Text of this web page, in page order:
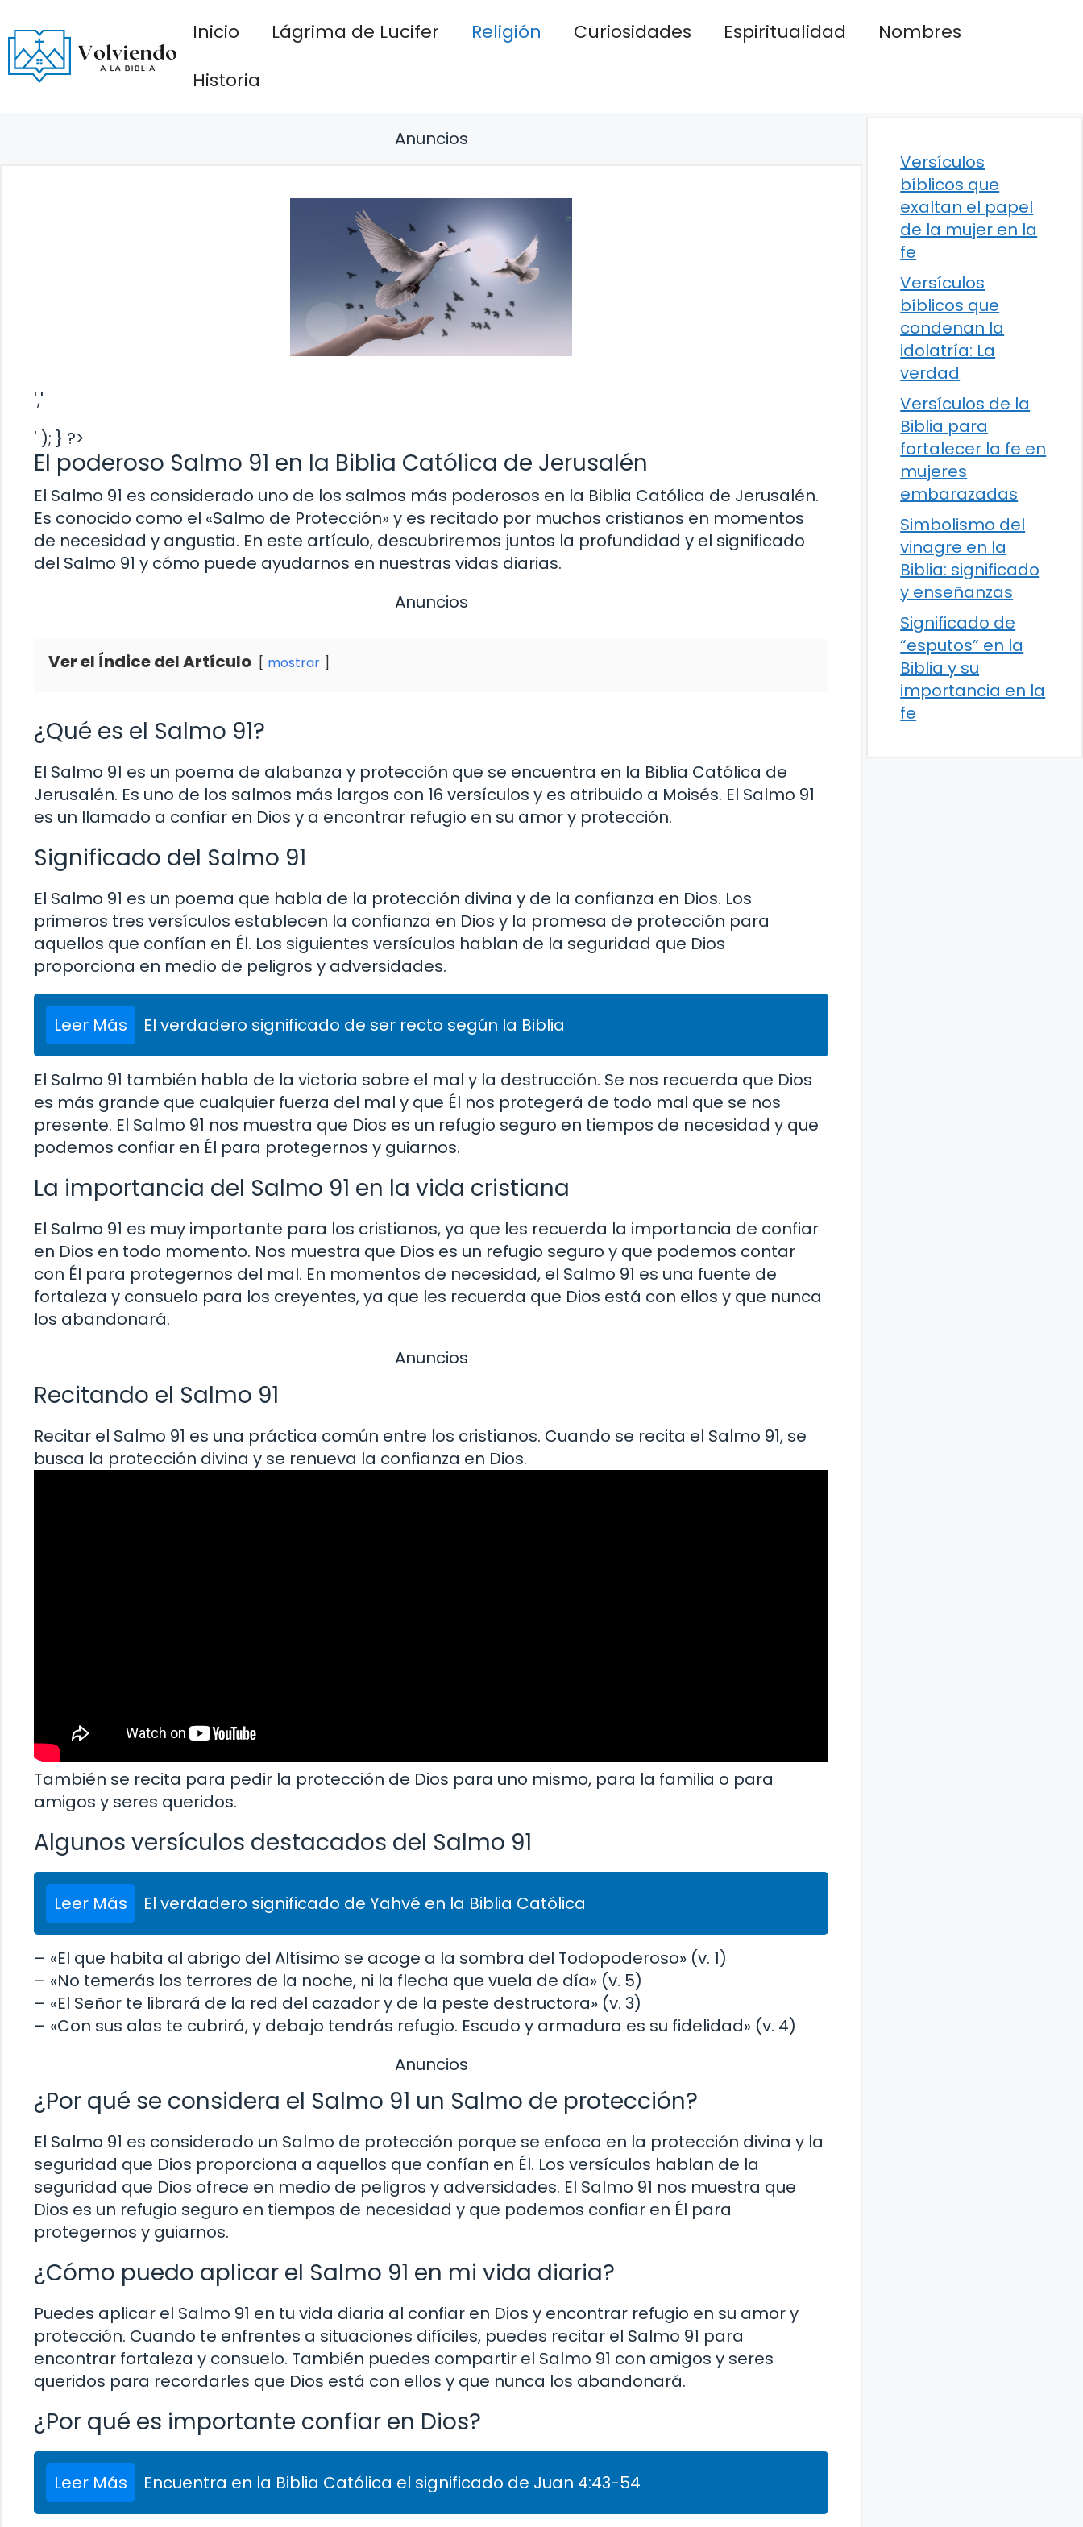
al
contenido
Inicio Lágrima de Lucifer Religión Curiosidades Espiritualidad
Nombres
Historia
Anuncios
','
' ); } ?>
El poderoso Salmo 91 en la Biblia Católica de Jerusalén
El Salmo 91 es considerado uno de los salmos más poderosos en la Biblia Católica de Jerusalén.
Es conocido como el «Salmo de Protección» y es recitado por muchos cristianos en momentos
de necesidad y angustia. En este artículo, descubriremos juntos la profundidad y el significado
del Salmo 91 y cómo puede ayudarnos en nuestras vidas diarias.
Anuncios
Ver el Índice del Artículo mostrar
¿Qué es el Salmo 91?
El Salmo 91 es un poema de alabanza y protección que se encuentra en la Biblia Católica de
Jerusalén. Es uno de los salmos más largos con 16 versículos y es atribuido a Moisés. El Salmo 91
es un llamado a confiar en Dios y a encontrar refugio en su amor y protección.
Significado del Salmo 91
El Salmo 91 es un poema que habla de la protección divina y de la confianza en Dios. Los
primeros tres versículos establecen la confianza en Dios y la promesa de protección para
aquellos que confían en Él. Los siguientes versículos hablan de la seguridad que Dios
proporciona en medio de peligros y adversidades.
Leer Más El verdadero significado de ser recto según la Biblia
El Salmo 91 también habla de la victoria sobre el mal y la destrucción. Se nos recuerda que Dios
es más grande que cualquier fuerza del mal y que Él nos protegerá de todo mal que se nos
presente. El Salmo 91 nos muestra que Dios es un refugio seguro en tiempos de necesidad y que
podemos confiar en Él para protegernos y guiarnos.
La importancia del Salmo 91 en la vida cristiana
El Salmo 91 es muy importante para los cristianos, ya que les recuerda la importancia de confiar
en Dios en todo momento. Nos muestra que Dios es un refugio seguro y que podemos contar
con Él para protegernos del mal. En momentos de necesidad, el Salmo 91 es una fuente de
fortaleza y consuelo para los creyentes, ya que les recuerda que Dios está con ellos y que nunca
los abandonará.
Anuncios
Recitando el Salmo 91
Recitar el Salmo 91 es una práctica común entre los cristianos. Cuando se recita el Salmo 91, se
busca la protección divina y se renueva la confianza en Dios.
También se recita para pedir la protección de Dios para uno mismo, para la familia o para
amigos y seres queridos.
Algunos versículos destacados del Salmo 91
Leer Más El verdadero significado de Yahvé en la Biblia Católica
– «El que habita al abrigo del Altísimo se acoge a la sombra del Todopoderoso» (v. 1)
– «No temerás los terrores de la noche, ni la flecha que vuela de día» (v. 5)
– «El Señor te librará de la red del cazador y de la peste destructora» (v. 3)
– «Con sus alas te cubrirá, y debajo tendrás refugio. Escudo y armadura es su fidelidad» (v. 4)
Anuncios
¿Por qué se considera el Salmo 91 un Salmo de protección?
El Salmo 91 es considerado un Salmo de protección porque se enfoca en la protección divina y la
seguridad que Dios proporciona a aquellos que confían en Él. Los versículos hablan de la
seguridad que Dios ofrece en medio de peligros y adversidades. El Salmo 91 nos muestra que
Dios es un refugio seguro en tiempos de necesidad y que podemos confiar en Él para
protegernos y guiarnos.
¿Cómo puedo aplicar el Salmo 91 en mi vida diaria?
Puedes aplicar el Salmo 91 en tu vida diaria al confiar en Dios y encontrar refugio en su amor y
protección. Cuando te enfrentes a situaciones difíciles, puedes recitar el Salmo 91 para
encontrar fortaleza y consuelo. También puedes compartir el Salmo 91 con amigos y seres
queridos para recordarles que Dios está con ellos y que nunca los abandonará.
¿Por qué es importante confiar en Dios?
Leer Más Encuentra en la Biblia Católica el significado de Juan 4:43-54
Versículos
bíblicos que
exaltan el papel
de la mujer en la
fe
Versículos
bíblicos que
condenan la
idolatría: La
verdad
Versículos de la
Biblia para
fortalecer la fe en
mujeres
embarazadas
Simbolismo del
vinagre en la
Biblia: significado
y enseñanzas
Significado de
“esputos” en la
Biblia y su
importancia en la
fe